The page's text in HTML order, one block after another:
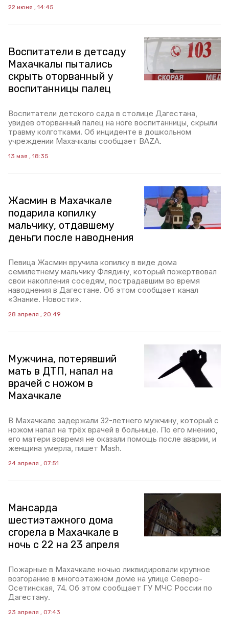
22 июня , 14:45
Воспитатели в детсаду
Махачкалы пытались
скрыть оторванный у
воспитанницы палец
Воспитатели детского сада в столице Дагестана,
увидев оторванный палец на ноге воспитанницы, скрыли
травму колготками. Об инциденте в дошкольном
учреждении Махачкалы сообщает BAZA.
13 мая , 18:35
Жасмин в Махачкале
подарила копилку
мальчику, отдавшему
деньги после наводнения
Певица Жасмин вручила копилку в виде дома
семилетнему мальчику Флядину, который пожертвовал
свои накопления соседям, пострадавшим во время
наводнения в Дагестане. Об этом сообщает канал
«Знание. Новости».
28 апреля , 20:49
Мужчина, потерявший
мать в ДТП, напал на
врачей с ножом в
Махачкале
В Махачкале задержали 32-летнего мужчину, который с
ножом напал на трёх врачей в больнице. По его мнению,
его матери вовремя не оказали помощь после аварии, и
женщина умерла, пишет Mash.
24 апреля , 07:51
Мансарда
шестиэтажного дома
сгорела в Махачкале в
ночь с 22 на 23 апреля
Пожарные в Махачкале ночью ликвидировали крупное
возгорание в многоэтажном доме на улице Северо-
Осетинская, 74. Об этом сообщает ГУ МЧС России по
Дагестану.
23 апреля , 07:43